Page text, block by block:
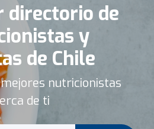
directorio de
y
de Chile
nutricionistas
de ti